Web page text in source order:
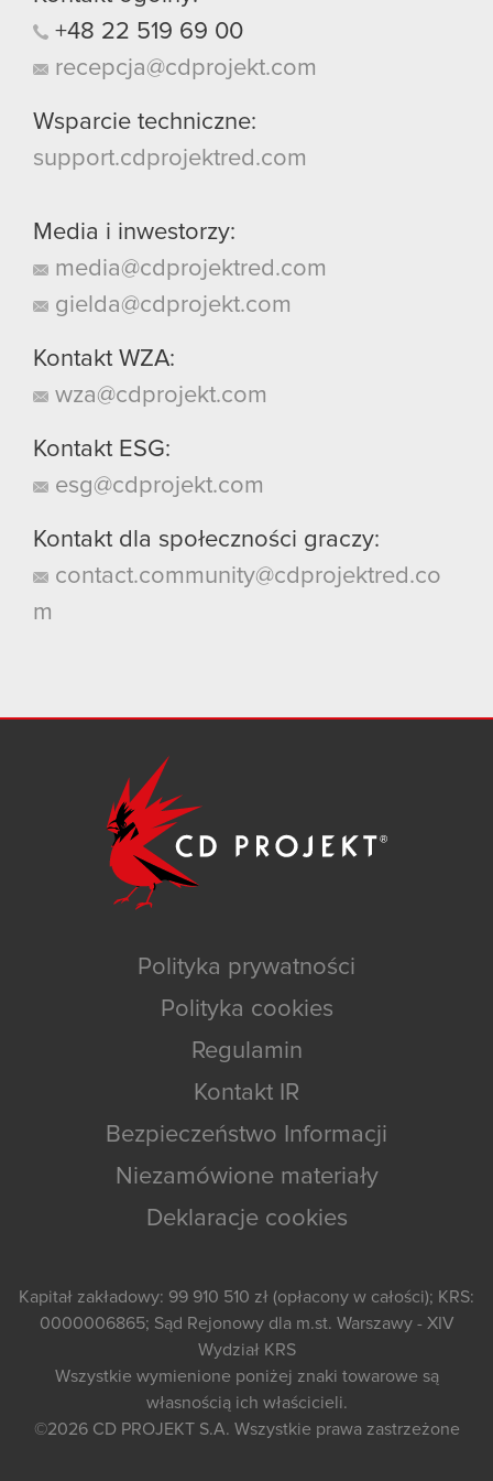
+48 22 519 69 00
recepcja@cdprojekt.com
Wsparcie techniczne:
support.cdprojektred.com
Media i inwestorzy:
media@cdprojektred.com
gielda@cdprojekt.com
Kontakt WZA:
wza@cdprojekt.com
Kontakt ESG:
esg@cdprojekt.com
Kontakt dla społeczności graczy:
contact.community@cdprojektred.co
m
Polityka prywatności
Polityka cookies
Regulamin
Kontakt IR
Bezpieczeństwo Informacji
Niezamówione materiały
Deklaracje cookies
Kapitał zakładowy: 99 910 510 zł (opłacony w całości); KRS:
0000006865; Sąd Rejonowy dla m.st. Warszawy - XIV
Wydział KRS
Wszystkie wymienione poniżej znaki towarowe są
własnością ich właścicieli.
©2026 CD PROJEKT S.A. Wszystkie prawa zastrzeżone